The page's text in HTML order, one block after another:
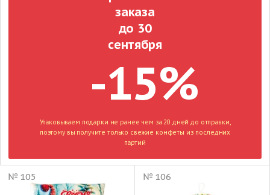
№ 105 № 106
-15%
заказа
до 30
сентября
Упаковываем подарки не ранее чем за 20 дней до отправки,
поэтому вы получите только свежие конфеты из последних
партий